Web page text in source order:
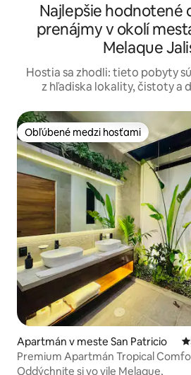
Najlepšie hodnotené
prenájmy v okolí
Melaque
Hostia sa zhodli: tieto pobyty
z hľadiska lokality, čistoty a
Obľúbené medzi hosťami
Obľúbené medzi hosťami
Apartmán v meste San Patricio
Premium Apartmán Tropical
Pool 2BR AC Wifi #1
Oddýchnite si vo vile Melaque,